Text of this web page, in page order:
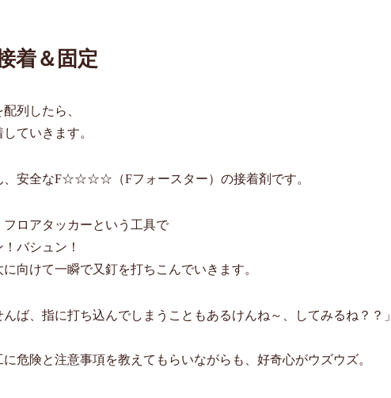
着＆固定
列したら、
ていきます。
、安全なF☆☆☆☆（Fフォースター）の接着剤です。
フロアタッカーという工具で
バシュン！
に向けて一瞬で又釘を打ちこんでいきます。
んば、指に打ち込んでしまうこともあるけんね～、してみるね？？」
に危険と注意事項を教えてもらいながらも、好奇心がウズウズ。